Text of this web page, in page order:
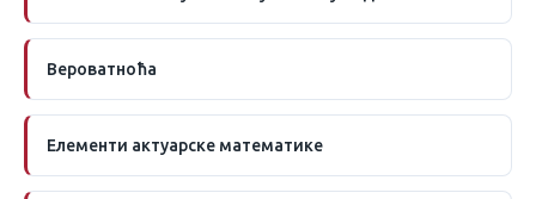
Вероватноћа
Елементи актуарске математике